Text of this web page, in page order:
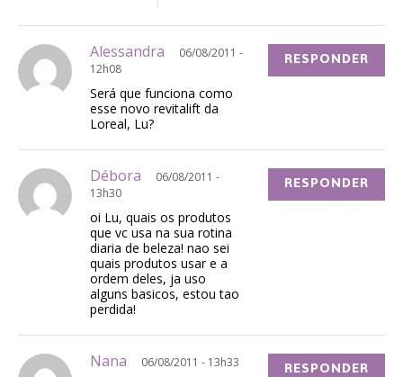
Alessandra
06/08/2011 -
12h08
Será que funciona como
esse novo revitalift da
Loreal, Lu?
RESPONDER
Débora
06/08/2011 -
13h30
oi Lu, quais os produtos
que vc usa na sua rotina
diaria de beleza! nao sei
quais produtos usar e a
ordem deles, ja uso
alguns basicos, estou tao
perdida!
RESPONDER
Nana 06/08/2011 - 13h33 RESPONDER